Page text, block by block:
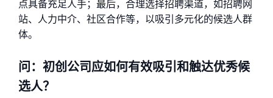
点具备充足人手；最后，合理选择招聘渠道，如招聘网
站、人力中介、社区合作等，以吸引多元化的候选人群
体。
问：初创公司应如何有效吸引和触达优秀候
选人？